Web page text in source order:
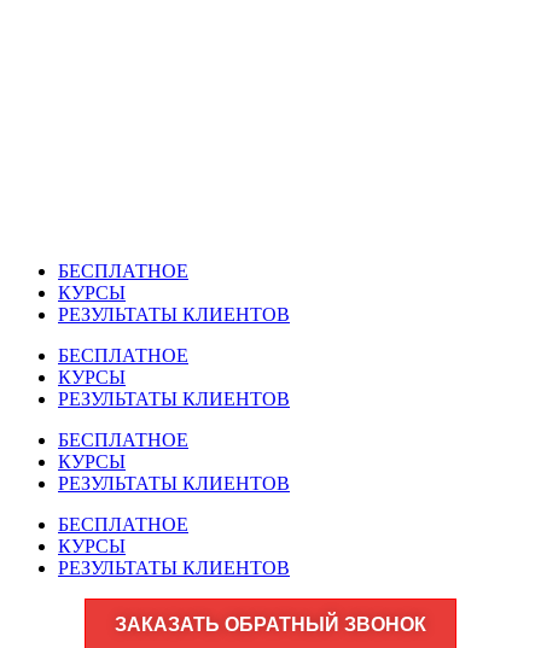
БЕСПЛАТНОЕ
КУРСЫ
РЕЗУЛЬТАТЫ КЛИЕНТОВ
БЕСПЛАТНОЕ
КУРСЫ
РЕЗУЛЬТАТЫ КЛИЕНТОВ
БЕСПЛАТНОЕ
КУРСЫ
РЕЗУЛЬТАТЫ КЛИЕНТОВ
БЕСПЛАТНОЕ
КУРСЫ
РЕЗУЛЬТАТЫ КЛИЕНТОВ
ЗАКАЗАТЬ ОБРАТНЫЙ ЗВОНОК